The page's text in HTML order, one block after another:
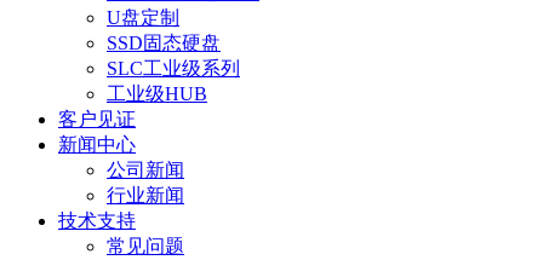
U盘定制
SSD固态硬盘
SLC工业级系列
工业级HUB
客户见证
新闻中心
公司新闻
行业新闻
技术支持
常见问题